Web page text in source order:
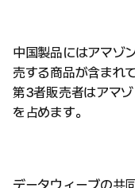
中国製品にはアマゾ
売する商品が含まれ
第3者販売者はアマ
を占めます。